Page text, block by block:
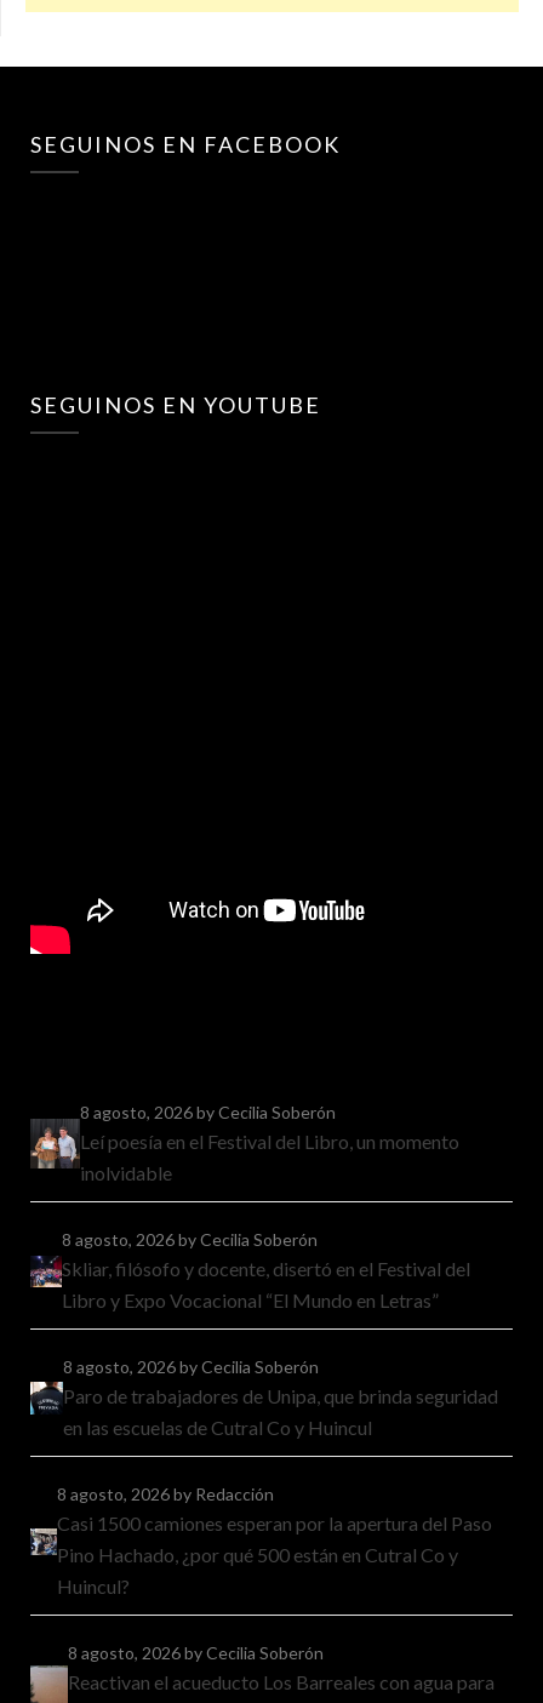
SEGUINOS EN FACEBOOK
SEGUINOS EN YOUTUBE
8 agosto, 2026by Cecilia Soberón
Leí poesía en el Festival del Libro, un momento
inolvidable
8 agosto, 2026by Cecilia Soberón
Skliar, filósofo y docente, disertó en el Festival del
Libro y Expo Vocacional “El Mundo en Letras”
8 agosto, 2026by Cecilia Soberón
Paro de trabajadores de Unipa, que brinda seguridad
en las escuelas de Cutral Co y Huincul
8 agosto, 2026by Redacción
Casi 1500 camiones esperan por la apertura del Paso
Pino Hachado, ¿por qué 500 están en Cutral Co y
Huincul?
8 agosto, 2026by Cecilia Soberón
Reactivan el acueducto Los Barreales con agua para